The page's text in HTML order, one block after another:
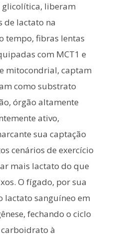
liberam
de lactato na
tempo, fibras lentas
com MCT1 e
mitocondrial, captam
como substrato
órgão altamente
ativo,
sua captação
cenários de exercício
mais lactato do que
O fígado, por sua
lactato sanguíneo em
fechando o ciclo
à